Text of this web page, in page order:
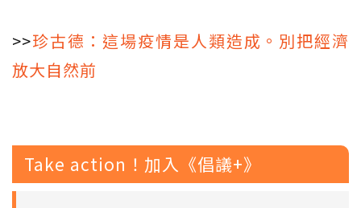
>>珍古德：這場疫情是人類造成。別把經濟
放大自然前
Take action！加入《倡議+》